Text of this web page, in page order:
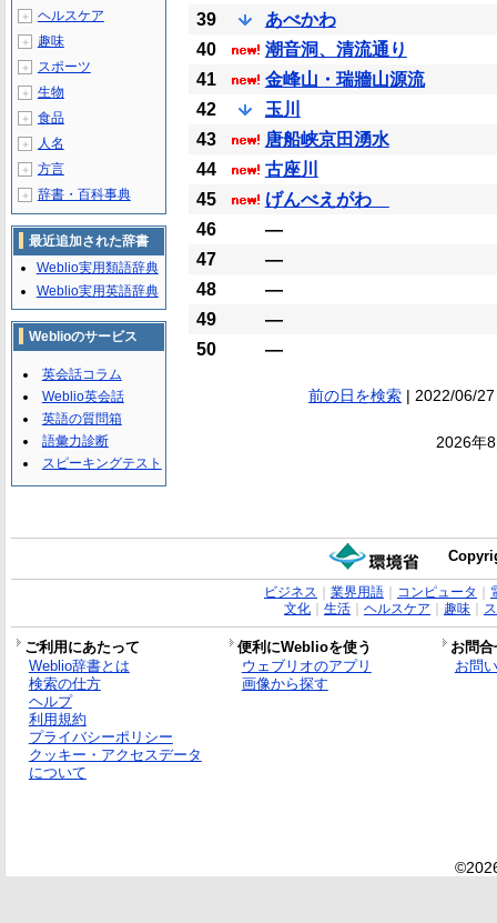
39
あべかわ
40
潮音洞、清流通り
41
金峰山・瑞牆山源流
42
玉川
43
唐船峡京田湧水
44
古座川
45
げんべえがわ
46
―
47
―
48
―
49
―
50
―
前の日を検索| 2022/06/
2026年
＋ ヘルスケア
＋ 趣味
＋ スポーツ
＋ 生物
＋ 食品
＋ 人名
＋ 方言
＋ 辞書・百科事典
最近追加された辞書
Weblio実用類語辞典
Weblio実用英語辞典
Weblioのサービス
英会話コラム
Weblio英会話
英語の質問箱
語彙力診断
スピーキングテスト
ビジネス 業界用語｜ コンピュータ
文化｜ 生活｜ ヘルスケア 趣味｜
ご利用にあたって 便利にWeblioを使う
お問
Weblio辞書とは
検索の仕方
ヘルプ
利用規約
プライバシーポリシー
クッキー・アクセスデータ
について
ウェブリオのアプリ
画像から探す
お問